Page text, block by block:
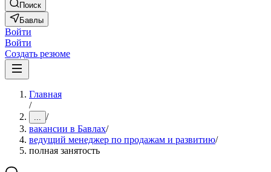
Поиск
Бавлы
Войти
Войти
Создать резюме
Главная
/
... /
вакансии в Бавлах/
ведущий менеджер по продажам и развитию/
полная занятость